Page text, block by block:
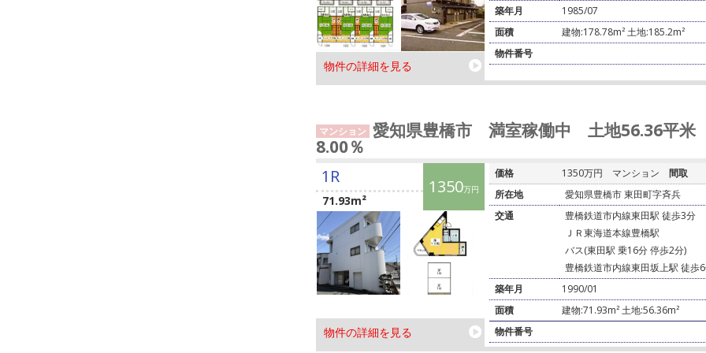
物件の詳細を見る
築年月
1985/07
面積
建物:178.78m² 土地:185.2m²
物件番号
マンション 愛知県豊橋市 満室稼働中 土地56.36平
8.00％
1350万円
1R
71.93m²
物件の詳細を見る
価格 1350万円 マンション
間取
所在地
愛知県豊橋市 東田町字⻫兵
交通
豊橋鉄道市内線東田駅 徒歩3分
ＪＲ東海道本線豊橋駅
バス(東田駅 乗16分 停歩2分)
豊橋鉄道市内線東田坂上駅 徒歩
築年月
1990/01
面積
建物:71.93m² 土地:56.36m²
物件番号